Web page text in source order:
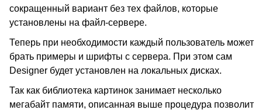
сокращенный вариант без тех файлов, которые
установлены на файл-сервере.
Теперь при необходимости каждый пользователь может
брать примеры и шрифты с сервера. При этом сам
Designer будет установлен на локальных дисках.
Так как библиотека картинок занимает несколько
мегабайт памяти, описанная выше процедура позволит